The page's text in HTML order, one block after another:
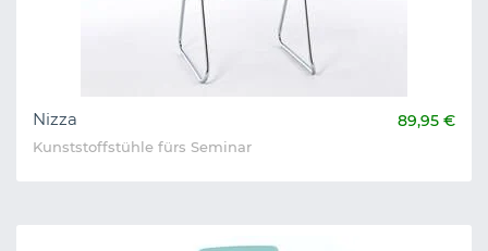
Nizza 89,95 €
Kunststoffstühle fürs Seminar